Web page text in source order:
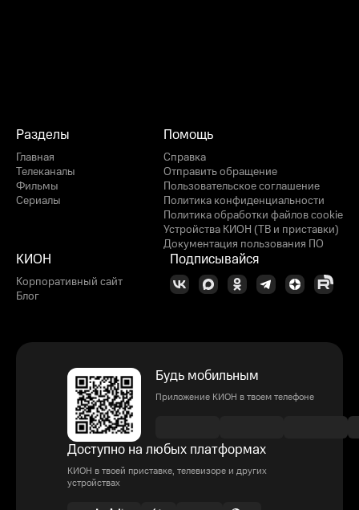
Разделы
Главная
Телеканалы
Фильмы
Сериалы
Помощь
Справка
Отправить обращение
Пользовательское соглашение
Политика конфиденциальности
Политика обработки файлов cookie
Устройства КИОН (ТВ и приставки)
Документация пользования ПО
КИОН
Корпоративный сайт
Блог
Подписывайся
Будь мобильным
Приложение КИОН в твоем телефоне
Доступно на любых платформах
КИОН в твоей приставке, телевизоре и других
устройствах